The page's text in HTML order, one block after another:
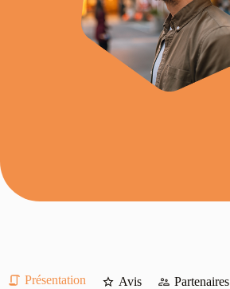
Présentation Avis Partenaires